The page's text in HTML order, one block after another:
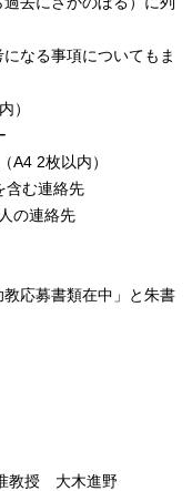
る事項についてもま
）
A4 2枚以内）
含む連絡先
の連絡先
応募書類在中」と朱書
教授 大木進野